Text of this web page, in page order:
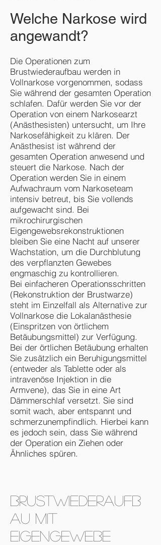
Welche Narkose wird
angewandt?
Die Operationen zum
Brustwiederaufbau werden in
Vollnarkose vorgenommen, sodass
Sie während der gesamten Operation
schlafen. Dafür werden Sie vor der
Operation von einem Narkosearzt
(Anästhesisten) untersucht, um Ihre
Narkosefähigkeit zu klären. Der
Anästhesist ist während der
gesamten Operation anwesend und
steuert die Narkose. Nach der
Operation werden Sie in einem
Aufwachraum vom Narkoseteam
intensiv betreut, bis Sie vollends
aufgewacht sind. Bei
mikrochirurgischen
Eigengewebsrekonstruktionen
bleiben Sie eine Nacht auf unserer
Wachstation, um die Durchblutung
des verpflanzten Gewebes
engmaschig zu kontrollieren.
Bei einfacheren Operationsschritten
(Rekonstruktion der Brustwarze)
steht im Einzelfall als Alternative zur
Vollnarkose die Lokalanästhesie
(Einspritzen von örtlichem
Betäubungsmittel) zur Verfügung.
Bei der örtlichen Betäubung erhalten
Sie zusätzlich ein Beruhigungsmittel
(entweder als Tablette oder als
intravenöse Injektion in die
Armvene), das Sie in eine Art
Dämmerschlaf versetzt. Sie sind
somit wach, aber entspannt und
schmerzunempfindlich. Hierbei kann
es jedoch sein, dass Sie während
der Operation ein Ziehen oder
Ähnliches spüren.
Brustwiederaufb
au mit
Eigengewebe